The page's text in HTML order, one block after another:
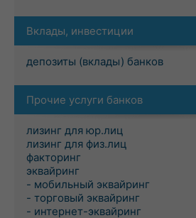
Вклады, инвестиции
депозиты (вклады) банков
Прочие услуги банков
лизинг для юр.лиц
лизинг для физ.лиц
факторинг
эквайринг
- мобильный эквайринг
- торговый эквайринг
- интернет-эквайринг